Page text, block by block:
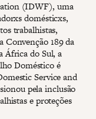
(IDWF), uma
domésticxs,
trabalhistas,
Convenção 189 da
África do Sul, a
Doméstico é
Service and
pela inclusão
e proteções